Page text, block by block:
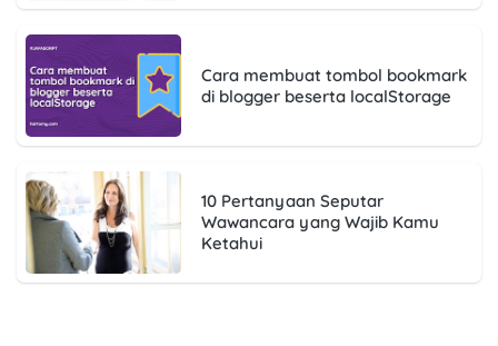
Cara membuat tombol bookmark
di blogger beserta localStorage
10 Pertanyaan Seputar
Wawancara yang Wajib Kamu
Ketahui